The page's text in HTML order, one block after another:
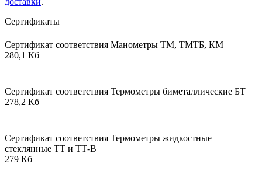
Сертификаты
Сертификат соответствия Манометры ТМ, ТМТБ, КМ
280,1 Кб
Сертификат соответствия Термометры биметаллические БТ
278,2 Кб
Сертификат соответствия Термометры жидкостные
стеклянные ТТ и ТТ-В
279 Кб